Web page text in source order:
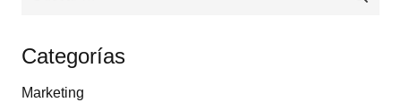
Categorías
Marketing